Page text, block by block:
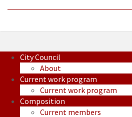
City Council
About
Current work program
Current work program
Composition
Current members